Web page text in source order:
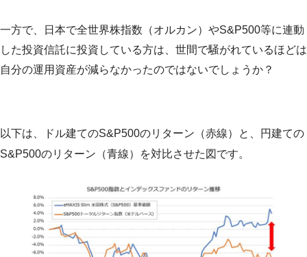
一方で、日本で全世界株指数（オルカン）やS&P500等に連動
した投資信託に投資している方は、世間で騒がれているほどは
自分の運用資産が減らなかったのではないでしょうか？
以下は、ドル建てのS&P500のリターン（赤線）と、円建ての
S&P500のリターン（青線）を対比させた図です。